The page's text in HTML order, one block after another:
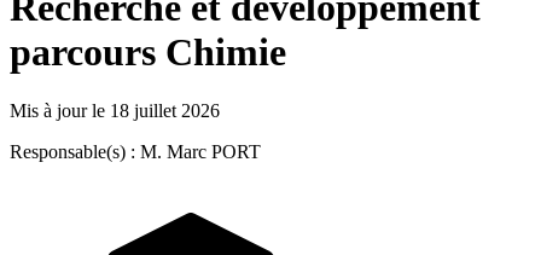
parcours Chimie
Mis à jour le 18 juillet 2026
Responsable(s) : M. Marc PORT